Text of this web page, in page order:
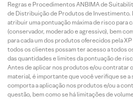
Regras e Procedimentos ANBIMA de
de Distribuição de Produtos de Investimento.
atribuir uma pontuação máxima de risco para
(conservador, moderado e agressivo), bem
para cada um dos produtos oferecidos pela
todos os clientes possam ter acesso a todos
das quantidades e limites da pontuação de
Antes de aplicar nos produtos e/ou contratar
material, é importante que você verifique se a
comporta a aplicação nos produtos e/ou a
questão, bem como se há limitações de